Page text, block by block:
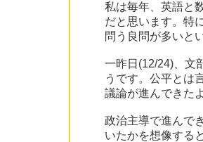
私は毎年、英語と
だと思います。特
問う良問が多いと
一昨日(12/24)、文
うです。公平とは
議論が進んできた
政治主導で進んで
いたかを想像する